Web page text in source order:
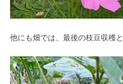
他にも畑では、最後の枝豆収穫と